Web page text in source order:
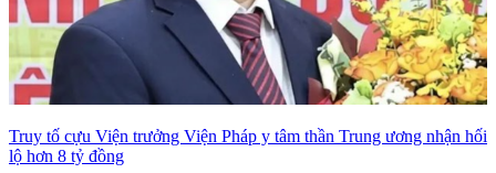
Truy tố cựu Viện trưởng Viện Pháp y tâm thần Trung ương nhận hối
lộ hơn 8 tỷ đồng